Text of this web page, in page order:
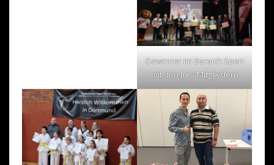
Gewinner im Bereich Sport
mit den Jury-Mitgliedern